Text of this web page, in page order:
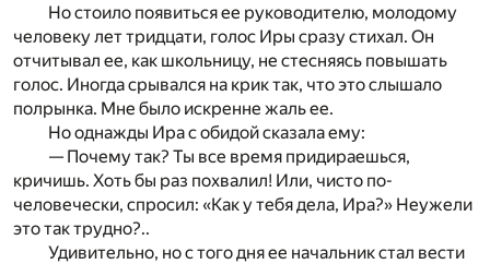
Но стоило появиться ее руководителю, молодому
человеку лет тридцати, голос Иры сразу стихал. Он
отчитывал ее, как школьницу, не стесняясь повышать
голос. Иногда срывался на крик так, что это слышало
полрынка. Мне было искренне жаль ее.
Но однажды Ира с обидой сказала ему:
— Почему так? Ты все время придираешься,
кричишь. Хоть бы раз похвалил! Или, чисто по-
человечески, спросил: «Как у тебя дела, Ира?» Неужели
это так трудно?..
Удивительно, но с того дня ее начальник стал вести